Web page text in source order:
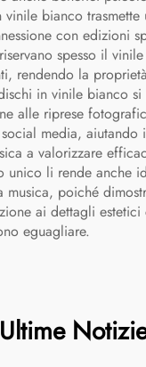
bianco trasmette
con edizioni
spesso il
rendendo la
in vinile bianco si
alle riprese
media,
a valorizzare
unico li rende anche
poiché
ai dettagli
eguagliare.
Ultime